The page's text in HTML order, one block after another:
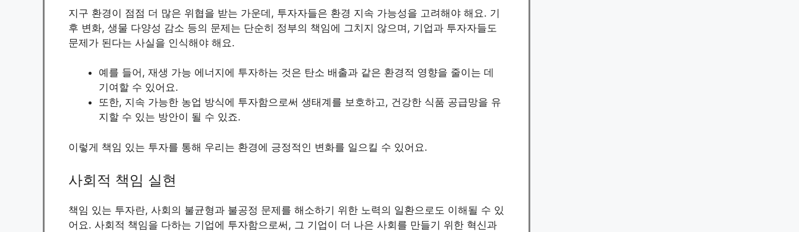
지구 환경이 점점 더 많은 위협을 받는 가운데, 투자자들은 환경 지속 가능성을 고려해야 해요. 기
후 변화, 생물 다양성 감소 등의 문제는 단순히 정부의 책임에 그치지 않으며, 기업과 투자자들도
문제가 된다는 사실을 인식해야 해요.
예를 들어, 재생 가능 에너지에 투자하는 것은 탄소 배출과 같은 환경적 영향을 줄이는 데
기여할 수 있어요.
또한, 지속 가능한 농업 방식에 투자함으로써 생태계를 보호하고, 건강한 식품 공급망을 유
지할 수 있는 방안이 될 수 있죠.
이렇게 책임 있는 투자를 통해 우리는 환경에 긍정적인 변화를 일으킬 수 있어요.
사회적 책임 실현
책임 있는 투자란, 사회의 불균형과 불공정 문제를 해소하기 위한 노력의 일환으로도 이해될 수 있
어요. 사회적 책임을 다하는 기업에 투자함으로써, 그 기업이 더 나은 사회를 만들기 위한 혁신과